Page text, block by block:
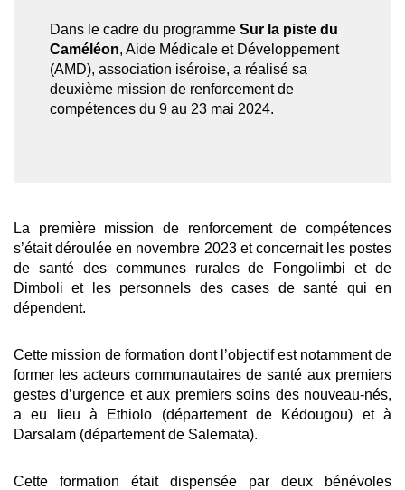
Dans le cadre du programme Sur la piste du
Caméléon, Aide Médicale et Développement
(AMD), association iséroise, a réalisé sa
deuxième mission de renforcement de
compétences du 9 au 23 mai 2024.
La première mission de renforcement de compétences
s’était déroulée en novembre 2023 et concernait les postes
de santé des communes rurales de Fongolimbi et de
Dimboli et les personnels des cases de santé qui en
dépendent.
Cette mission de formation dont l’objectif est notamment de
former les acteurs communautaires de santé aux premiers
gestes d’urgence et aux premiers soins des nouveau-nés,
a eu lieu à Ethiolo (département de Kédougou) et à
Darsalam (département de Salemata).
Cette formation était dispensée par deux bénévoles